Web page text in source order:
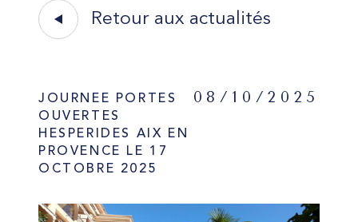
Retour aux actualités
JOURNEE PORTES
OUVERTES
HESPERIDES AIX EN
PROVENCE LE 17
OCTOBRE 2025
08/10/2025